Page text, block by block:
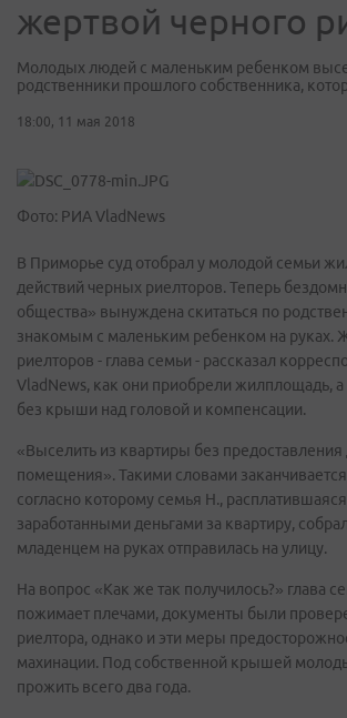
жертвой черного
Молодых людей с маленьким ребенком
родственники прошлого собственника,
18:00, 11 мая 2018
Фото: РИА VladNews
В Приморье суд отобрал у молодой семьи
действий черных риелторов. Теперь
общества» вынуждена скитаться по
знакомым с маленьким ребенком на руках.
риелторов - глава семьи - рассказал
VladNews, как они приобрели жилплощадь, а
без крыши над головой и компенсации.
«Выселить из квартиры без предоставления
помещения». Такими словами
согласно которому семья Н.,
заработанными деньгами за квартиру,
младенцем на руках отправилась на улицу.
На вопрос «Как же так получилось?» глава
пожимает плечами, документы были
риелтора, однако и эти меры
махинации. Под собственной крышей
прожить всего два года.